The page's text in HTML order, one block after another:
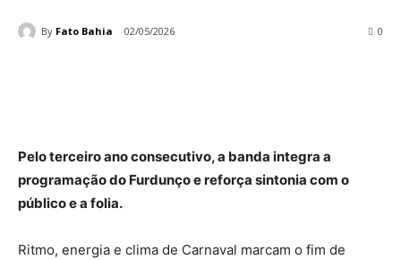
By Fato Bahia 02/05/2026 0
Pelo terceiro ano consecutivo, a banda integra a
programação do Furdunço e reforça sintonia com o
público e a folia.
Ritmo, energia e clima de Carnaval marcam o fim de